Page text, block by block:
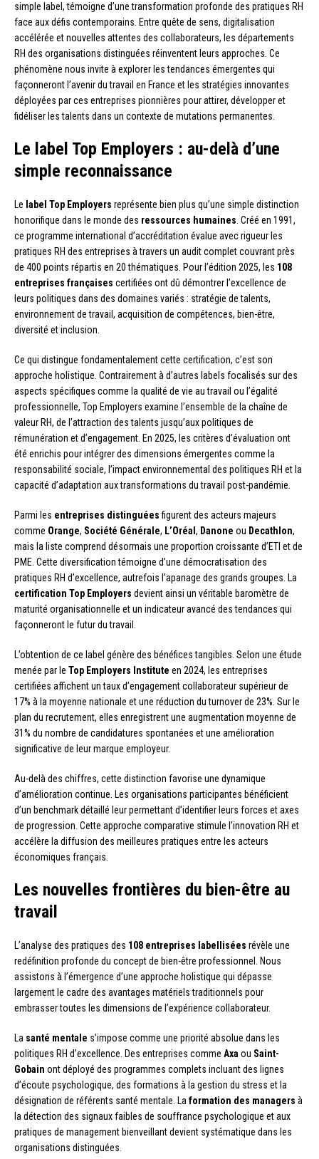
simple label, témoigne d’une transformation profonde des pratiques RH
face aux défis contemporains. Entre quête de sens, digitalisation
accélérée et nouvelles attentes des collaborateurs, les départements
RH des organisations distinguées réinventent leurs approches. Ce
phénomène nous invite à explorer les tendances émergentes qui
façonneront l’avenir du travail en France et les stratégies innovantes
déployées par ces entreprises pionnières pour attirer, développer et
fidéliser les talents dans un contexte de mutations permanentes.
Le label Top Employers : au-delà d’une
simple reconnaissance
Le label Top Employers représente bien plus qu’une simple distinction
honorifique dans le monde des ressources humaines . Créé en 1991,
ce programme international d’accréditation évalue avec rigueur les
pratiques RH des entreprises à travers un audit complet couvrant près
de 400 points répartis en 20 thématiques. Pour l’édition 2025, les 108
entreprises françaises certifiées ont dû démontrer l’excellence de
leurs politiques dans des domaines variés : stratégie de talents,
environnement de travail, acquisition de compétences, bien-être,
diversité et inclusion.
Ce qui distingue fondamentalement cette certification, c’est son
approche holistique. Contrairement à d’autres labels focalisés sur des
aspects spécifiques comme la qualité de vie au travail ou l’égalité
professionnelle, Top Employers examine l’ensemble de la chaîne de
valeur RH, de l’attraction des talents jusqu’aux politiques de
rémunération et d’engagement. En 2025, les critères d’évaluation ont
été enrichis pour intégrer des dimensions émergentes comme la
responsabilité sociale, l’impact environnemental des politiques RH et la
capacité d’adaptation aux transformations du travail post-pandémie.
Parmi les entreprises distinguéesfigurent des acteurs majeurs
comme Orange, Société Générale, L’Oréal , Danone ou Decathlon,
mais la liste comprend désormais une proportion croissante d’ETI et de
PME. Cette diversification témoigne d’une démocratisation des
pratiques RH d’excellence, autrefois l’apanage des grands groupes. La
certification Top Employers devient ainsi un véritable baromètre de
maturité organisationnelle et un indicateur avancé des tendances qui
façonneront le futur du travail.
L’obtention de ce label génère des bénéfices tangibles. Selon une étude
menée par le Top Employers Institute en 2024, les entreprises
certifiées affichent un taux d’engagement collaborateur supérieur de
17% à la moyenne nationale et une réduction du turnover de 23%. Sur le
plan du recrutement, elles enregistrent une augmentation moyenne de
31% du nombre de candidatures spontanées et une amélioration
significative de leur marque employeur.
Au-delà des chiffres, cette distinction favorise une dynamique
d’amélioration continue. Les organisations participantes bénéficient
d’un benchmark détaillé leur permettant d’identifier leurs forces et axes
de progression. Cette approche comparative stimule l’innovation RH et
accélère la diffusion des meilleures pratiques entre les acteurs
économiques français.
Les nouvelles frontières du bien-être au
travail
L’analyse des pratiques des 108 entreprises labellisées révèle une
redéfinition profonde du concept de bien-être professionnel. Nous
assistons à l’émergence d’une approche holistique qui dépasse
largement le cadre des avantages matériels traditionnels pour
embrasser toutes les dimensions de l’expérience collaborateur.
La santé mentale s’impose comme une priorité absolue dans les
politiques RH d’excellence. Des entreprises comme Axa ou Saint-
Gobain ont déployé des programmes complets incluant des lignes
d’écoute psychologique, des formations à la gestion du stress et la
désignation de référents santé mentale. La formation des managers à
la détection des signaux faibles de souffrance psychologique et aux
pratiques de management bienveillant devient systématique dans les
organisations distinguées.